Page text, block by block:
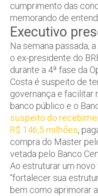
cumprimento das
memorando de
Executivo
Na semana passada,
o ex-presidente do
durante a 4ª fase da
Costa é suspeito de
governança e facilitar
banco público e o
suspeito do
R$ 146,5 milhões,
compra do Master
vetada pelo Banco
Ao estruturar um novo
“fortalecer sua
bem como aprimorar